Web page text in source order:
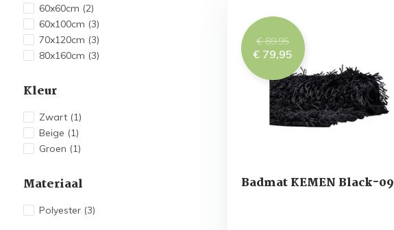
60x60cm (2)
60x100cm (3)
70x120cm (3)
80x160cm (3)
Kleur
Zwart (1)
Beige (1)
Groen (1)
Materiaal
Polyester (3)
€ 89,95
€ 79,95
Badmat KEMEN Black-09